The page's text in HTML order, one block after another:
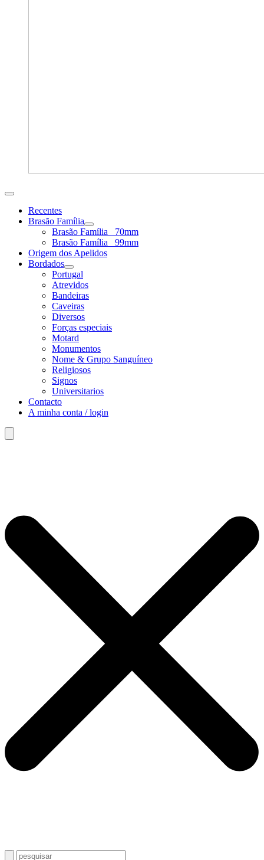
Recentes
Brasão Família
Brasão Família _70mm
Brasão Família _99mm
Origem dos Apelidos
Bordados
Portugal
Atrevidos
Bandeiras
Caveiras
Diversos
Forças especiais
Motard
Monumentos
Nome & Grupo Sanguíneo
Religiosos
Signos
Universitarios
Contacto
A minha conta / login